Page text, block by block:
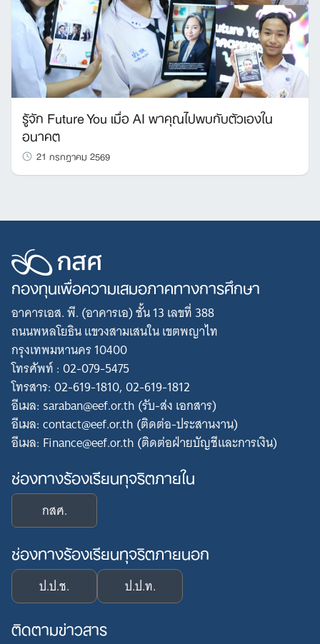
รู้จัก Future You เมื่อ AI พาคุณไปพบกับตัวเองใน
อนาคต
21 กรกฎาคม 2569
กองทุนเพื่อความเสมอภาคทางการศึกษา
อาคารเอส. พี. (อาคารเอ) ชั้น 13 เลขที่ 388
ถนนพหลโยธิน แขวงสามเสนใน เขตพญาไท
กรุงเทพมหานคร 10400
โทรศัพท์ : 02-079-5475
โทรสาร: 02-619-1810, 02-619-1812
อีเมล: saraban@eef.or.th (รับ-ส่ง เอกสาร)
อีเมล: contact@eef.or.th (ติดต่อ-ประสานงาน)
อีเมล: Finance@eef.or.th (ติดต่อฝ่ายบัญชีและการเงิน)
ช่องทางร้องเรียนทุจริตภายใน
กสศ.
ช่องทางร้องเรียนทุจริตภายนอก
ป.ป.ช. ป.ป.ท.
ติดตามข่าวสาร